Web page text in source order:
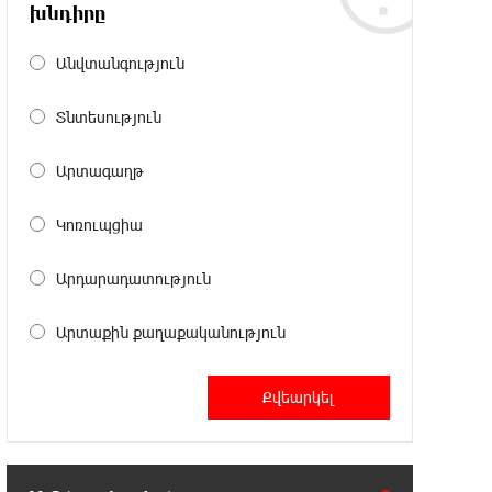
Լայպցիգը» համաձայնության են
եկել Յան Դիոմանդեի տրանսֆերի վերաբերյալ
Այսօրվա կառավարությունը
պահանջարկ չունեցող մասնագիտություններ.
Ատոմ Մխիթարյան
աչքերի առաջ․ ազգային
Չպետք է լռել, պետք է խոսել
Բաքվի ռեժիմի ապօրինի
«դատավճիռներից». Էդուարդ Շարմազանով
խնդիրը
Անվտանգություն
Տնտեսություն
Արտագաղթ
Կոռուպցիա
Արդարադատություն
Արտաքին քաղաքականություն